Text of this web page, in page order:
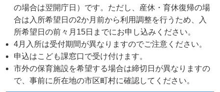
の場合は翌開庁日）です。ただし、産休・育休復帰の場
合は入所希望日の2か月前から利用調整を行うため、入
所希望日の前々月15日までにお申し込みください。
4月入所は受付期間が異なりますのでご注意ください。
申込はこども課窓口で受け付けます。
市外の保育施設を希望する場合は締切日が異なりますの
で、事前に所在地の市区町村に確認してください。